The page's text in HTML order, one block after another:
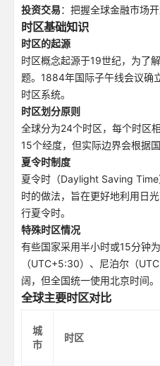
投资交易：把握全球金融市场
时区基础知识
时区的起源
时区概念起源于19世纪，为了
题。1884年国际子午线会议确
时区系统。
时区划分原则
全球分为24个时区，每个时区
15个经度，但实际边界会根据
夏令时制度
夏令时（Daylight Saving
时的做法，旨在更好地利用日
行夏令时。
特殊时区情况
有些国家采用半小时或15分钟
（UTC+5:30）、尼泊尔（
阔，但全国统一使用北京时间。
全球主要时区对比
城
市
时区